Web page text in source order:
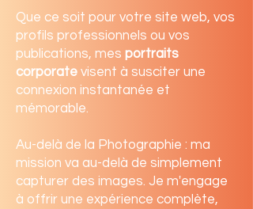
Que ce soit pour votre site web, vos
profils professionnels ou vos
publications, mes portraits
corporate visent à susciter une
connexion instantanée et
mémorable.
Au-delà de la Photographie : ma
mission va au-delà de simplement
capturer des images. Je m'engage
à offrir une expérience complète,